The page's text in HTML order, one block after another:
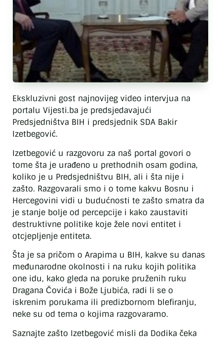
Ekskluzivni gost najnovijeg video intervjua na
portalu Vijesti.ba je predsjedavajući
Predsjedništva BIH i predsjednik SDA Bakir
Izetbegović.
Izetbegović u razgovoru za naš portal govori o
tome šta je urađeno u prethodnih osam godina,
koliko je u Predsjedništvu BIH, ali i šta nije i
zašto. Razgovarali smo i o tome kakvu Bosnu i
Hercegovini vidi u budućnosti te zašto smatra da
je stanje bolje od percepcije i kako zaustaviti
destruktivne politike koje žele novi entitet i
otcjepljenje entiteta.
Šta je sa pričom o Arapima u BIH, kakve su danas
međunarodne okolnosti i na ruku kojih politika
one idu, kako gleda na poruke pruženih ruku
Dragana Čovića i Bože Ljubića, radi li se o
iskrenim porukama ili predizbornom blefiranju,
neke su od tema o kojima razgovaramo.
Saznajte zašto Izetbegović misli da Dodika čeka